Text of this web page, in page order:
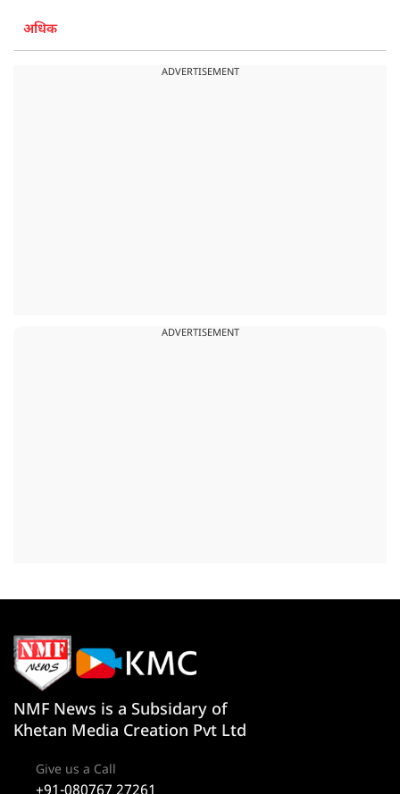
अधिक
ADVERTISEMENT
ADVERTISEMENT
NMF News is a Subsidary of
Khetan Media Creation Pvt Ltd
Give us a Call